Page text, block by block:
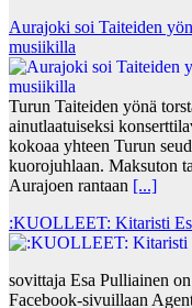
Aurajoki soi Taiteiden
musiikilla
Turun Taiteiden yönä
ainutlaatuiseksi
kokoaa yhteen Turun
kuorojuhlaan. Maksuton
Aurajoen rantaan [...]
:KUOLLEET: Kitaristi
sovittaja Esa Pulliainen
Facebook-sivuillaan